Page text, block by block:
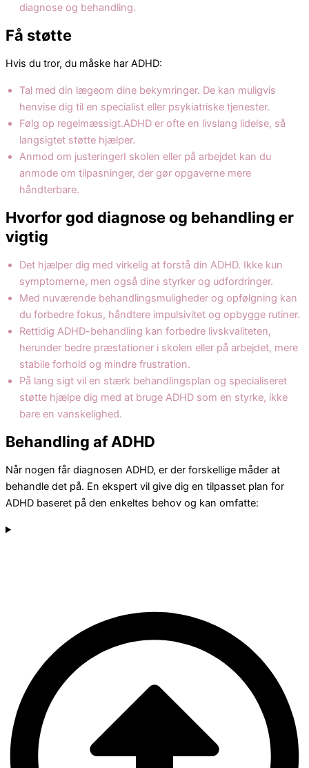
diagnose og behandling.
Få støtte
Hvis du tror, ​​du måske har ADHD:
Tal med din lægeom dine bekymringer. De kan muligvis
henvise dig til en specialist eller psykiatriske tjenester.
Følg op regelmæssigt.ADHD er ofte en livslang lidelse, så
langsigtet støtte hjælper.
Anmod om justeringerI skolen eller på arbejdet kan du
anmode om tilpasninger, der gør opgaverne mere
håndterbare.
Hvorfor god diagnose og behandling er
vigtig
Det hjælper dig med virkelig at forstå din ADHD. Ikke kun
symptomerne, men også dine styrker og udfordringer.
Med nuværende behandlingsmuligheder og opfølgning kan
du forbedre fokus, håndtere impulsivitet og opbygge rutiner.
Rettidig ADHD-behandling kan forbedre livskvaliteten,
herunder bedre præstationer i skolen eller på arbejdet, mere
stabile forhold og mindre frustration.
På lang sigt vil en stærk behandlingsplan og specialiseret
støtte hjælpe dig med at bruge ADHD som en styrke, ikke
bare en vanskelighed.
Behandling af ADHD
Når nogen får diagnosen ADHD, er der forskellige måder at
behandle det på. En ekspert vil give dig en tilpasset plan for
ADHD baseret på den enkeltes behov og kan omfatte: